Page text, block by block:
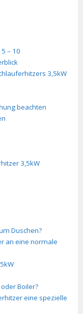
– 10
3,5kW
beachten
3,5kW
Duschen?
an eine normale
Boiler?
eine spezielle